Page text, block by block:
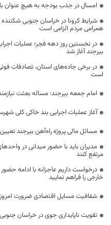
امسال در جذب بودجه به هیچ عنوان
شرایط کرونا در خراسان جنوبی
همرامی مردم الزامی است
در نخستین روز دهه فجر؛ عملیات
بیرجند آغاز شد
در برخی جاده‌های استان، تصادفات
است
امام جمعه بیرجند: مساله بعثت
آغاز عملیات اجرایی بند خاکی کلی
مسائل مالی پروژه راه‌آهن بیرجند
مدیران باید با حضور میدانی در
مرتفع کنند
درخواست داریم عاجزانه با ادامه
خارجی را فراهم نمایید
شفافیت مسایل اقتصادی ضرورت
تقویت ناپایداری جوی در خراسان